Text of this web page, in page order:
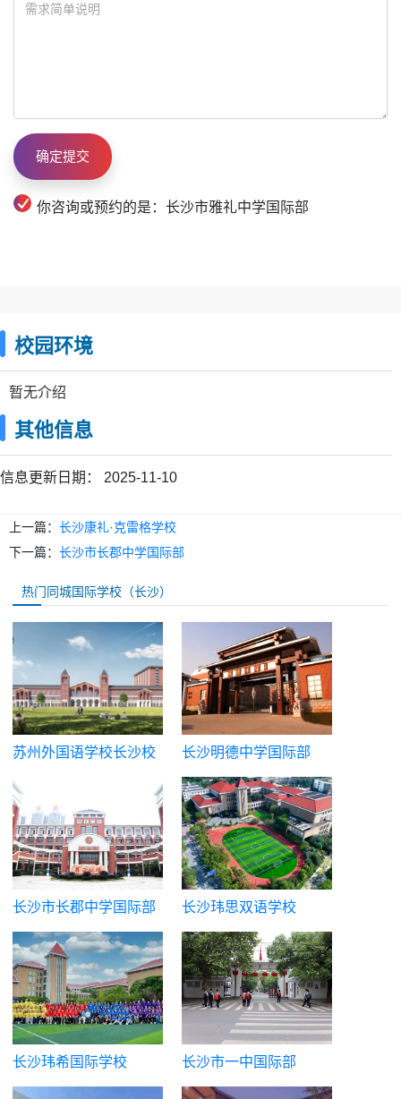
你咨询或预约的是：长沙市雅礼中学国际部
校园环境
暂无介绍
其他信息
信息更新日期： 2025-11-10
上一篇： 长沙康礼·克雷格学校
下一篇： 长沙市长郡中学国际部
热门同城国际学校（长沙）
苏州外国语学校长沙校
区
长沙明德中学国际部
长沙市长郡中学国际部 长沙玮思双语学校
长沙玮希国际学校 长沙市一中国际部